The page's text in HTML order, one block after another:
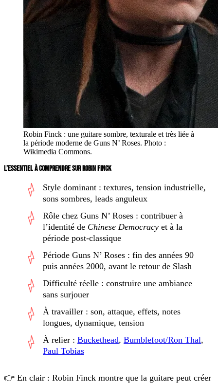
Robin Finck : une guitare sombre, texturale et très liée à
la période moderne de Guns N’ Roses. Photo :
Wikimedia Commons.
L’ESSENTIEL À COMPRENDRE SUR ROBIN FINCK
Style dominant : textures, tension industrielle,
sons sombres, leads anguleux
Rôle chez Guns N’ Roses : contribuer à
l’identité de Chinese Democracy et à la
période post-classique
Période Guns N’ Roses : fin des années 90
puis années 2000, avant le retour de Slash
Difficulté réelle : construire une ambiance
sans surjouer
À travailler : son, attaque, effets, notes
longues, dynamique, tension
À relier : Buckethead, Bumblefoot/Ron Thal,
Paul Tobias
👉 En clair : Robin Finck montre que la guitare peut créer